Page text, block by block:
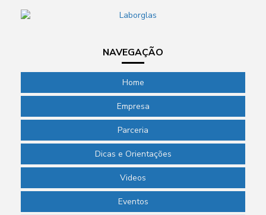
NAVEGAÇÃO
Home
Empresa
Parceria
Dicas e Orientações
Videos
Eventos